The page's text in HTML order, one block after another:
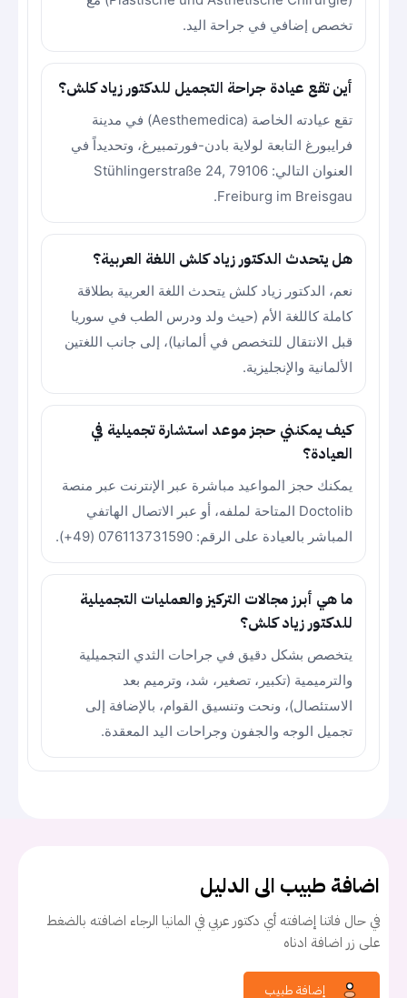
تخصص إضافي في جراحة اليد.
أين تقع عيادة جراحة التجميل للدكتور زياد كلش؟
تقع عيادته الخاصة (Aesthemedica) في مدينة
فرايبورغ التابعة لولاية بادن-فورتمبيرغ، وتحديداً في
العنوان التالي: Stühlingerstraße 24, 79106
Freiburg im Breisgau.
هل يتحدث الدكتور زياد كلش اللغة العربية؟
نعم، الدكتور زياد كلش يتحدث اللغة العربية بطلاقة
كاملة كاللغة الأم (حيث ولد ودرس الطب في سوريا
قبل الانتقال للتخصص في ألمانيا)، إلى جانب اللغتين
الألمانية والإنجليزية.
كيف يمكنني حجز موعد استشارة تجميلية في
العيادة؟
يمكنك حجز المواعيد مباشرة عبر الإنترنت عبر منصة
Doctolib المتاحة لملفه، أو عبر الاتصال الهاتفي
المباشر بالعيادة على الرقم: 076113731590 (49+).
ما هي أبرز مجالات التركيز والعمليات التجميلية
للدكتور زياد كلش؟
يتخصص بشكل دقيق في جراحات الثدي التجميلية
والترميمية (تكبير، تصغير، شد، وترميم بعد
الاستئصال)، ونحت وتنسيق القوام، بالإضافة إلى
تجميل الوجه والجفون وجراحات اليد المعقدة.
اضافة طبيب الى الدليل
في حال فاتنا إضافته أي دكتور عربي في المانيا الرجاء اضافته بالضغط
على زر اضافة ادناه